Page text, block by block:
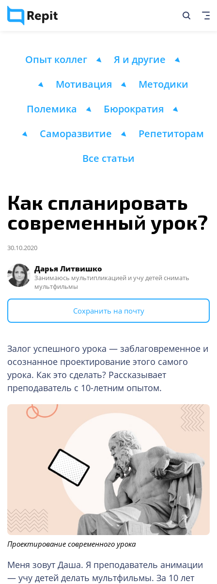
Опыт коллег
Я и другие
Мотивация
Методики
Полемика
Бюрократия
Саморазвитие
Репетиторам
Все статьи
Как спланировать
современный урок?
30.10.2020
Дарья Литвишко
Занимаюсь мультипликацией и учу детей снимать
мультфильмы
Сохранить на почту
Залог успешного урока — заблаговременное и
осознанное проектирование этого самого
урока. Как это сделать? Рассказывает
преподаватель с 10-летним опытом.
Проектирование современного урока
Меня зовут Даша. Я преподаватель анимации
— учу детей делать мультфильмы. За 10 лет